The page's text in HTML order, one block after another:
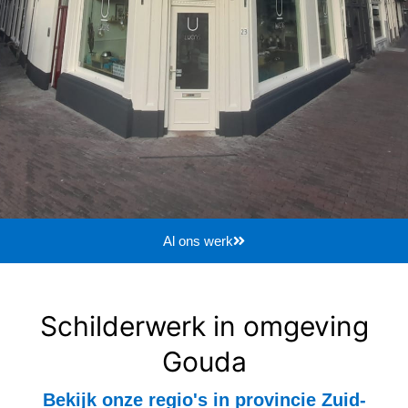
Al ons werk
Schilderwerk in omgeving
Gouda
Bekijk onze regio's in provincie Zuid-